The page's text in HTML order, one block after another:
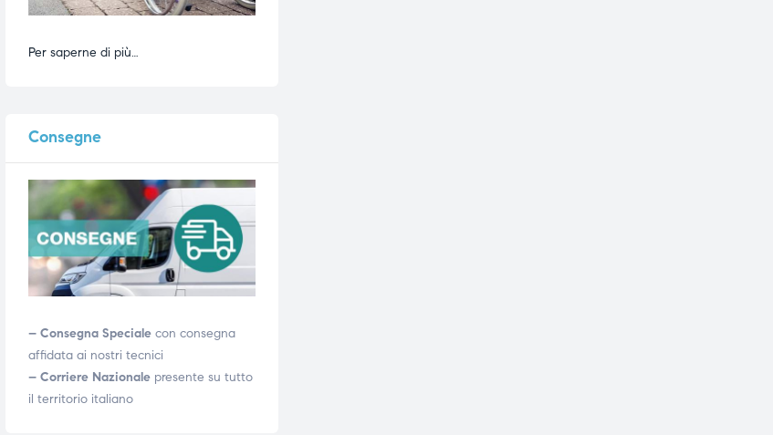
Per saperne di più…
Consegne
– Consegna Speciale con consegna
affidata ai nostri tecnici
– Corriere Nazionale presente su tutto
il territorio italiano